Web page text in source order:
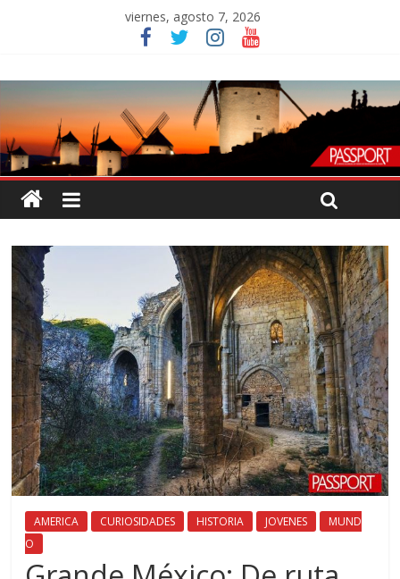
viernes, agosto 7, 2026
AMERICA CURIOSIDADES HISTORIA JOVENES
MUND
O